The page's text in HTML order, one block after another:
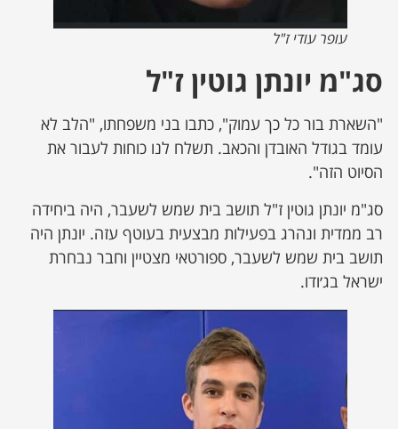
עופר עודי ז"ל
סג"מ יונתן גוטין ז"ל
"השארת בור כל כך עמוק", כתבו בני משפחתו, "הלב לא
עומד בגודל האובדן והכאב. תשלח לנו כוחות לעבור את
הסיוט הזה".
סג"מ יונתן גוטין ז"ל תושב בית שמש לשעבר, היה ביחידה
רב ממדית ונהרג בפעילות מבצעית בעוטף עזה. יונתן היה
תושב בית שמש לשעבר, ספורטאי מצטיין וחבר נבחרת
ישראל בג׳ודו.